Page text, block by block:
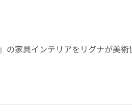
の家具インテリアをリグナが美術